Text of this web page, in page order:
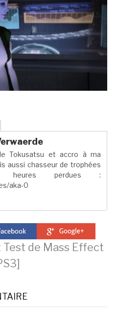
Tokusatsu et accro à ma
aussi chasseur de trophées
perdues :
aka-0
Test de Mass Effect